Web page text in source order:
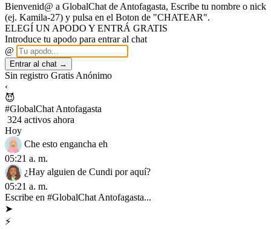
Bienvenid@ a GlobalChat de Antofagasta, Escribe tu nombre o nick
(ej. Kamila-27) y pulsa en el Boton de "CHATEAR".
ELEGÍ UN APODO Y ENTRÁ GRATIS
Introduce tu apodo para entrar al chat
@
Entrar al chat →
Sin registro Gratis Anónimo
‹
😈
#GlobalChat Antofagasta
324 activos ahora
Hoy
Che esto engancha eh
05:21 a. m.
¿Hay alguien de Cundi por aquí?
05:21 a. m.
Escribe en #GlobalChat Antofagasta...
➤
⚡